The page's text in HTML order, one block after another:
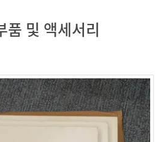
품 및 액세서리